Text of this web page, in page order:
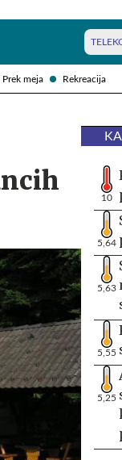
Prek meja Rekreacija
10
5,64
5,63
5,55
5,25